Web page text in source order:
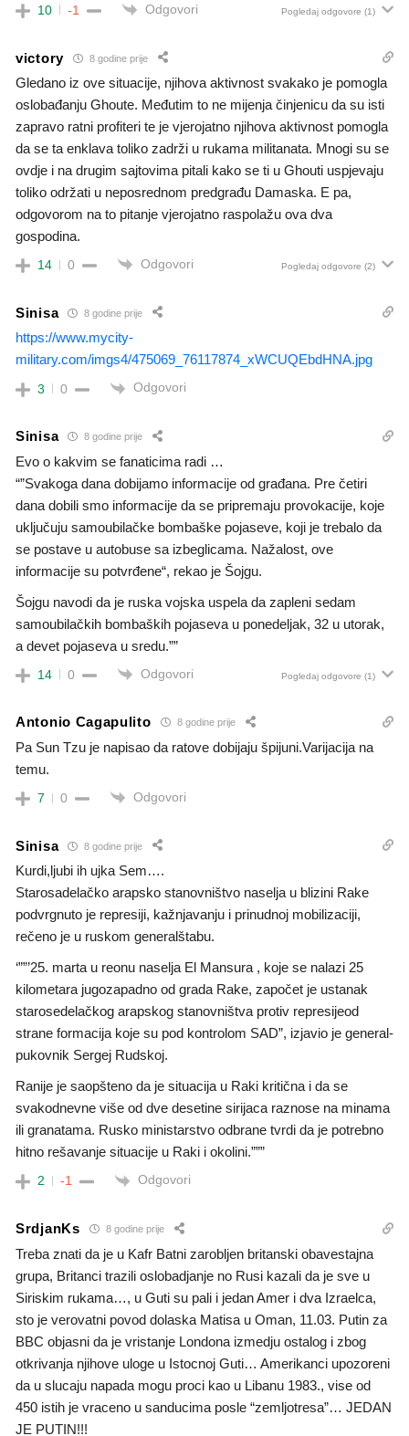
10 -1 Odgovori Pogledaj odgovore (1)
victory 8 godine prije
Gledano iz ove situacije, njihova aktivnost svakako je pomogla
oslobađanju Ghoute. Međutim to ne mijenja činjenicu da su isti
zapravo ratni profiteri te je vjerojatno njihova aktivnost pomogla
da se ta enklava toliko zadrži u rukama militanata. Mnogi su se
ovdje i na drugim sajtovima pitali kako se ti u Ghouti uspjevaju
toliko održati u neposrednom predgrađu Damaska. E pa,
odgovorom na to pitanje vjerojatno raspolažu ova dva
gospodina.
14 0 Odgovori Pogledaj odgovore (2)
Sinisa 8 godine prije
https://www.mycity-
military.com/imgs4/475069_76117874_xWCUQEbdHNA.jpg
3 0 Odgovori
Sinisa 8 godine prije
Evo o kakvim se fanaticima radi …
“”Svakoga dana dobijamo informacije od građana. Pre četiri
dana dobili smo informacije da se pripremaju provokacije, koje
uključuju samoubilačke bombaške pojaseve, koji je trebalo da
se postave u autobuse sa izbeglicama. Nažalost, ove
informacije su potvrđene“, rekao je Šojgu.
Šojgu navodi da je ruska vojska uspela da zapleni sedam
samoubilačkih bombaških pojaseva u ponedeljak, 32 u utorak,
a devet pojaseva u sredu.””
14 0 Odgovori Pogledaj odgovore (1)
Antonio Cagapulito 8 godine prije
Pa Sun Tzu je napisao da ratove dobijaju špijuni.Varijacija na
temu.
7 0 Odgovori
Sinisa 8 godine prije
Kurdi,ljubi ih ujka Sem….
Starosadelačko arapsko stanovništvo naselja u blizini Rake
podvrgnuto je represiji, kažnjavanju i prinudnoj mobilizaciji,
rečeno je u ruskom generalštabu.
‘””’25. marta u reonu naselja El Mansura , koje se nalazi 25
kilometara jugozapadno od grada Rake, započet je ustanak
starosedelačkog arapskog stanovništva protiv represijeod
strane formacija koje su pod kontrolom SAD”, izjavio je general-
pukovnik Sergej Rudskoj.
Ranije je saopšteno da je situacija u Raki kritična i da se
svakodnevne više od dve desetine sirijaca raznose na minama
ili granatama. Rusko ministarstvo odbrane tvrdi da je potrebno
hitno rešavanje situacije u Raki i okolini.”””
2 -1 Odgovori
SrdjanKs 8 godine prije
Treba znati da je u Kafr Batni zarobljen britanski obavestajna
grupa, Britanci trazili oslobadjanje no Rusi kazali da je sve u
Siriskim rukama…, u Guti su pali i jedan Amer i dva Izraelca,
sto je verovatni povod dolaska Matisa u Oman, 11.03. Putin za
BBC objasni da je vristanje Londona izmedju ostalog i zbog
otkrivanja njihove uloge u Istocnoj Guti… Amerikanci upozoreni
da u slucaju napada mogu proci kao u Libanu 1983., vise od
450 istih je vraceno u sanducima posle “zemljotresa”… JEDAN
JE PUTIN!!!